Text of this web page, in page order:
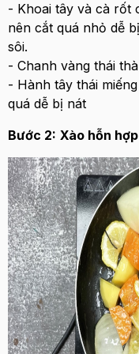
- Khoai tây và cà rốt
nên cắt quá nhỏ dễ
sôi.
- Chanh vàng thái
- Hành tây thái
quá dễ bị nát
Bước 2: Xào hỗn